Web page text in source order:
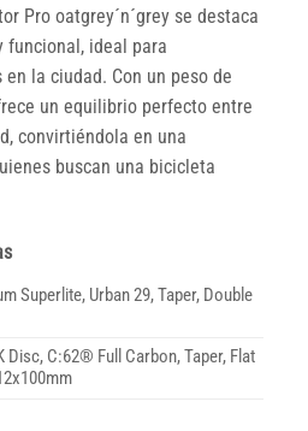
Pro oatgrey´n´grey se destaca
funcional, ideal para
la ciudad. Con un peso de
un equilibrio perfecto entre
convirtiéndola en una
buscan una bicicleta
Superlite, Urban 29, Taper, Double
Disc, C:62® Full Carbon, Taper, Flat